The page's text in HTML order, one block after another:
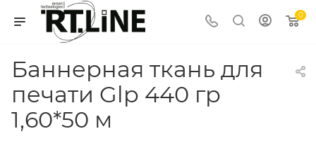
0
Баннерная ткань для
печати Glp 440 гр
1,60*50 м